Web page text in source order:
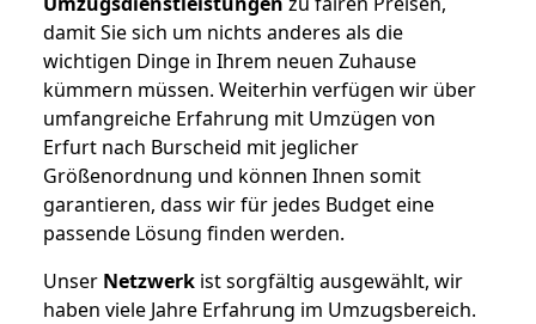
damit Sie sich um nichts anderes als die
wichtigen Dinge in Ihrem neuen Zuhause
kümmern müssen. Weiterhin verfügen wir über
umfangreiche Erfahrung mit Umzügen von
Erfurt nach Burscheid mit jeglicher
Größenordnung und können Ihnen somit
garantieren, dass wir für jedes Budget eine
passende Lösung finden werden.
Unser Netzwerk ist sorgfältig ausgewählt, wir
haben viele Jahre Erfahrung im Umzugsbereich.